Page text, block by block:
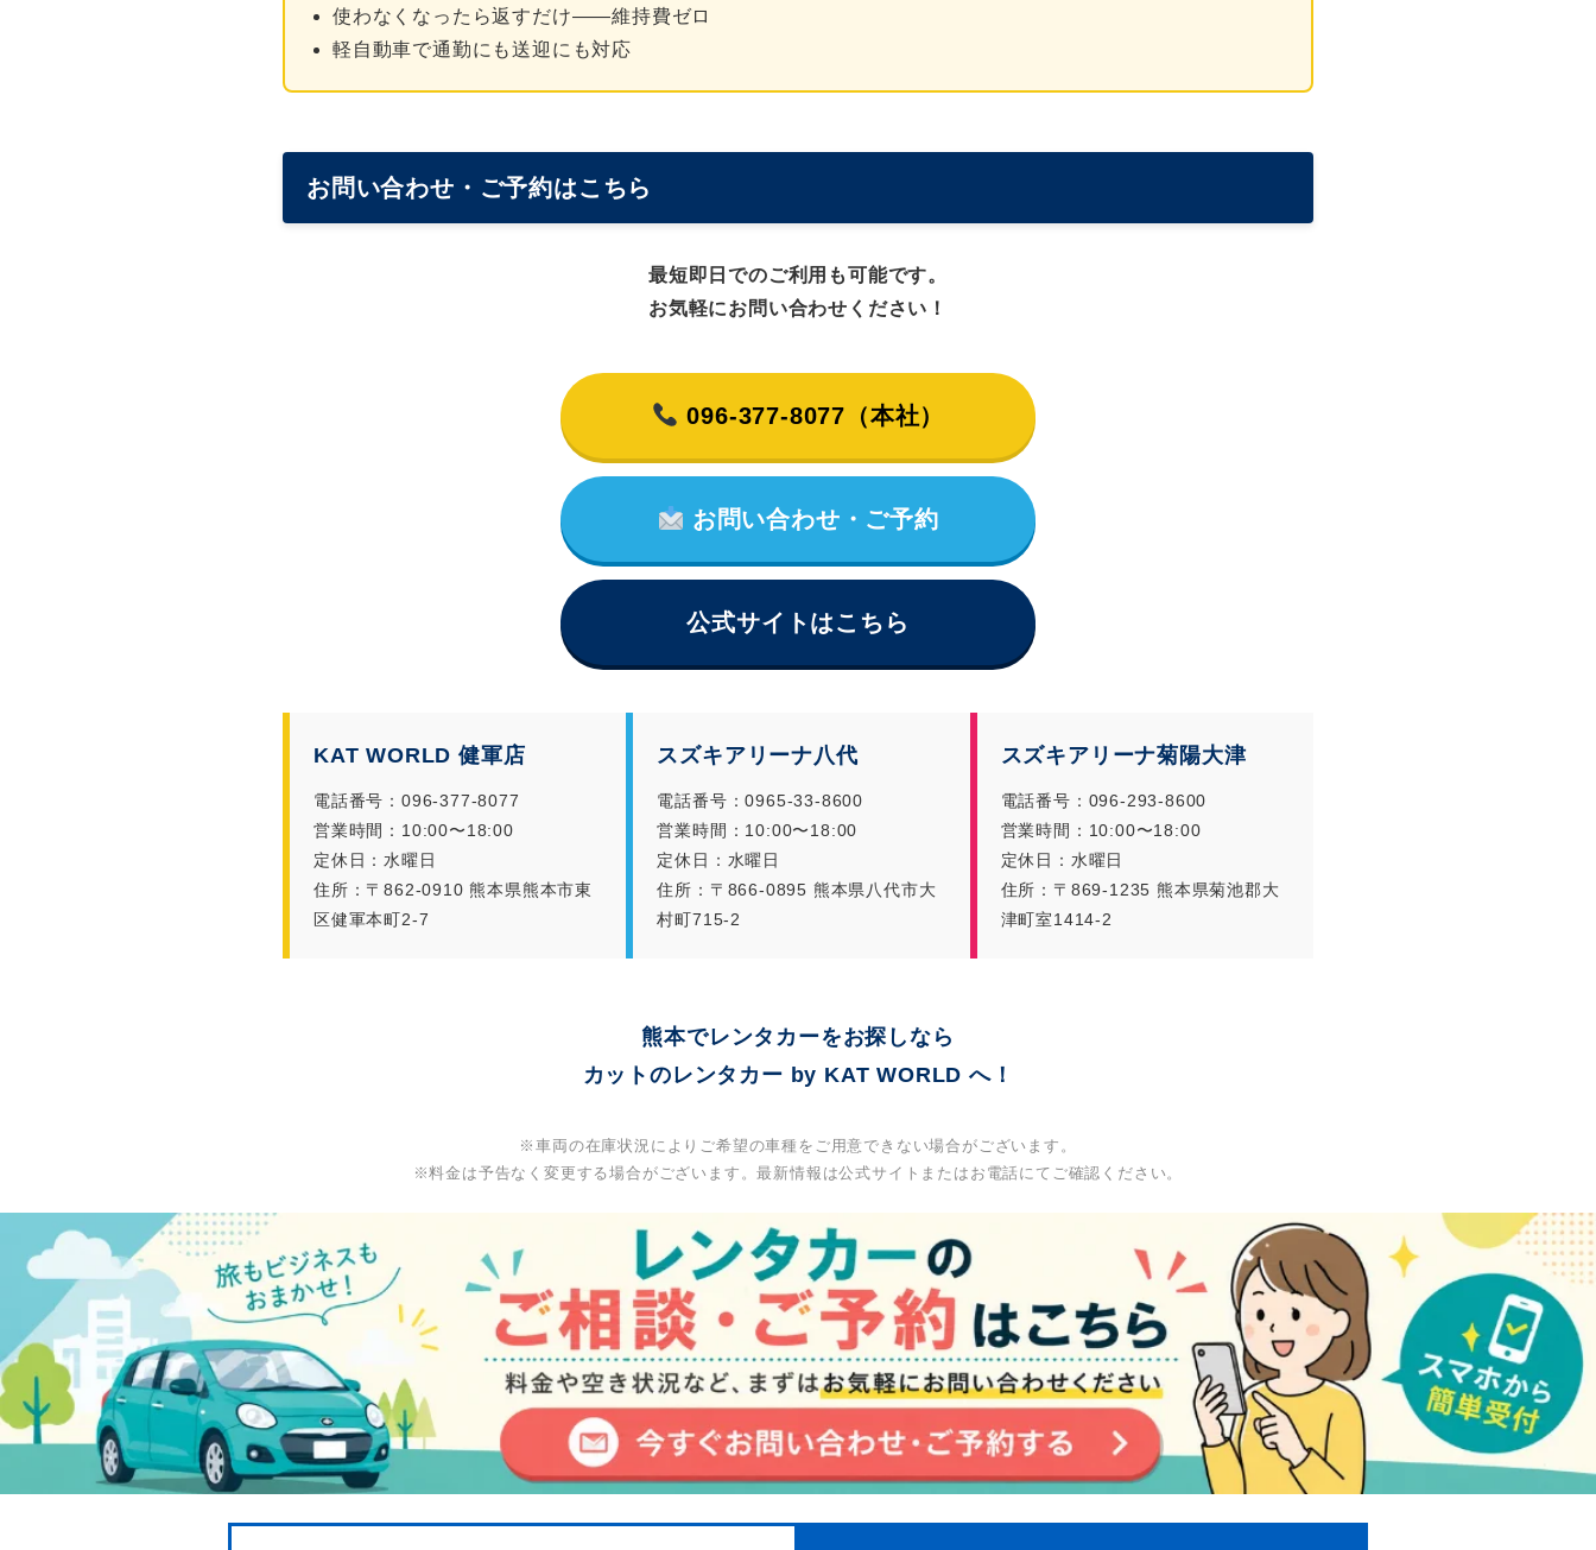
使わなくなったら返すだけ——維持費ゼロ
軽自動車で通勤にも送迎にも対応
お問い合わせ・ご予約はこちら
最短即日でのご利用も可能です。
お気軽にお問い合わせください！
096-377-8077（本社）
お問い合わせ・ご予約
公式サイトはこちら
KAT WORLD 健軍店
電話番号：096-377-8077
営業時間：10:00〜18:00
定休日：水曜日
住所：〒862-0910 熊本県熊本市東
区健軍本町2-7
スズキアリーナ八代
電話番号：0965-33-8600
営業時間：10:00〜18:00
定休日：水曜日
住所：〒866-0895 熊本県八代市大
村町715-2
スズキアリーナ菊陽大津
電話番号：096-293-8600
営業時間：10:00〜18:00
定休日：水曜日
住所：〒869-1235 熊本県菊池郡大
津町室1414-2
熊本でレンタカーをお探しなら
カットのレンタカー by KAT WORLD へ！
※車両の在庫状況によりご希望の車種をご用意できない場合がございます。
※料金は予告なく変更する場合がございます。最新情報は公式サイトまたはお電話にてご確認ください。